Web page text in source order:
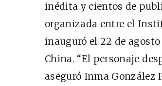
inédita y cientos de
organizada entre el
inauguró el 22 de
China. “El personaje
aseguró Inma González